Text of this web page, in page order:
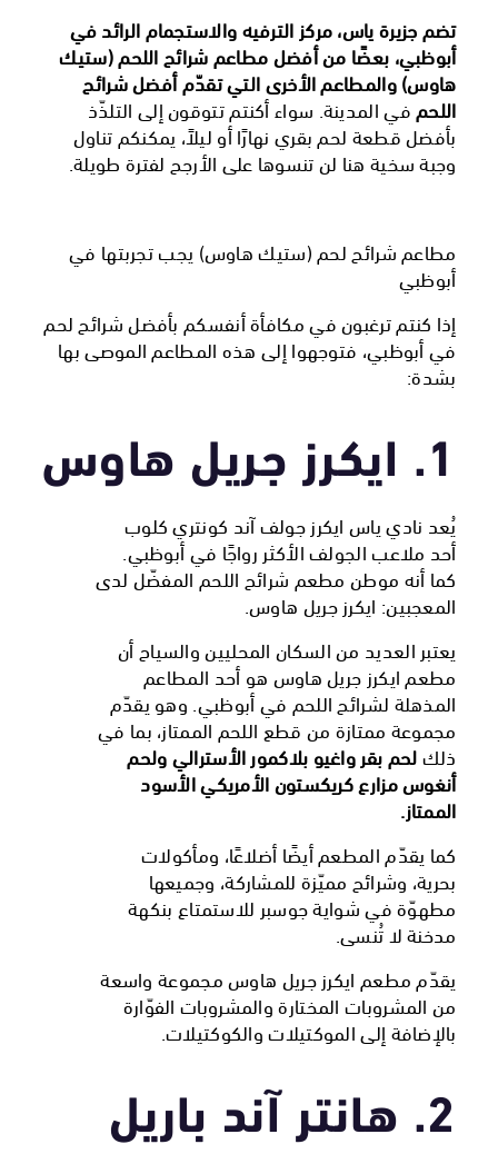
تضم جزيرة ياس، مركز الترفيه والاستجمام الرائد في
أبوظبي، بعضًا من أفضل مطاعم شرائح اللحم (ستيك
هاوس) والمطاعم الأخرى التي تقدّم أفضل شرائح
اللحم في المدينة. سواء أكنتم تتوقون إلى التلذّذ
بأفضل قطعة لحم بقري نهارًا أو ليلاً، يمكنكم تناول
وجبة سخية هنا لن تنسوها على الأرجح لفترة طويلة.
مطاعم شرائح لحم (ستيك هاوس) يجب تجربتها في
أبوظبي
إذا كنتم ترغبون في مكافأة أنفسكم بأفضل شرائح لحم
في أبوظبي، فتوجهوا إلى هذه المطاعم الموصى بها
بشدة:
1. ايكرز جريل هاوس
يُعد نادي ياس ايكرز جولف آند كونتري كلوب
أحد ملاعب الجولف الأكثر رواجًا في أبوظبي.
كما أنه موطن مطعم شرائح اللحم المفضّل لدى
المعجبين: ايكرز جريل هاوس.
يعتبر العديد من السكان المحليين والسياح أن
مطعم ايكرز جريل هاوس هو أحد المطاعم
المذهلة لشرائح اللحم في أبوظبي. وهو يقدّم
مجموعة ممتازة من قطع اللحم الممتاز، بما في
ذلكلحم بقر واغيو بلاكمور الأسترالي ولحم
أنغوس مزارع كريكستون الأمريكي الأسود
الممتاز.
كما يقدّم المطعم أيضًا أضلاعًا، ومأكولات
بحرية، وشرائح مميّزة للمشاركة، وجميعها
مطهوّة في شواية جوسبر للاستمتاع بنكهة
مدخنة لا تُنسى.
يقدّم مطعم ايكرز جريل هاوس مجموعة واسعة
من المشروبات المختارة والمشروبات الفوّارة
بالإضافة إلى الموكتيلات والكوكتيلات.
2. هانتر آند باريل